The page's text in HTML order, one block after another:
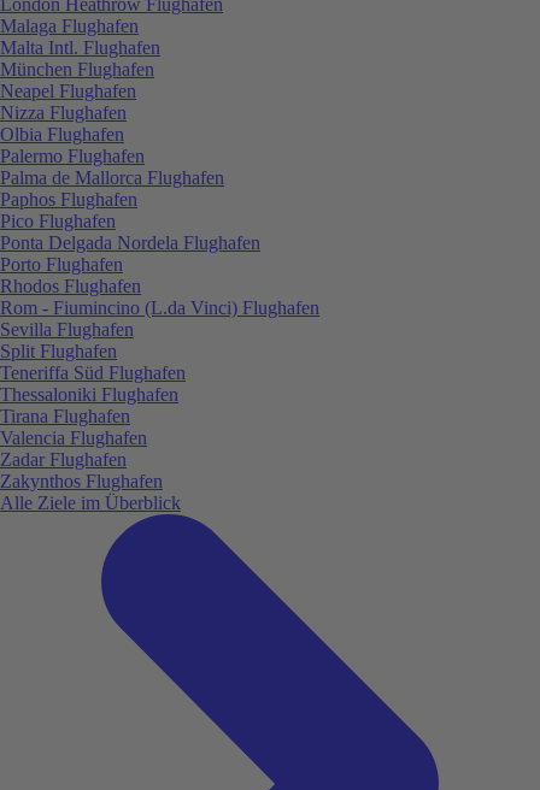
Malaga Flughafen
Malta Intl. Flughafen
München Flughafen
Neapel Flughafen
Nizza Flughafen
Olbia Flughafen
Palermo Flughafen
Palma de Mallorca Flughafen
Paphos Flughafen
Pico Flughafen
Ponta Delgada Nordela Flughafen
Porto Flughafen
Rhodos Flughafen
Rom - Fiumincino (L.da Vinci) Flughafen
Sevilla Flughafen
Split Flughafen
Teneriffa Süd Flughafen
Thessaloniki Flughafen
Tirana Flughafen
Valencia Flughafen
Zadar Flughafen
Zakynthos Flughafen
Alle Ziele im Überblick